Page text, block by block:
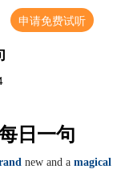
申请免费试听
日一句
new and a magical